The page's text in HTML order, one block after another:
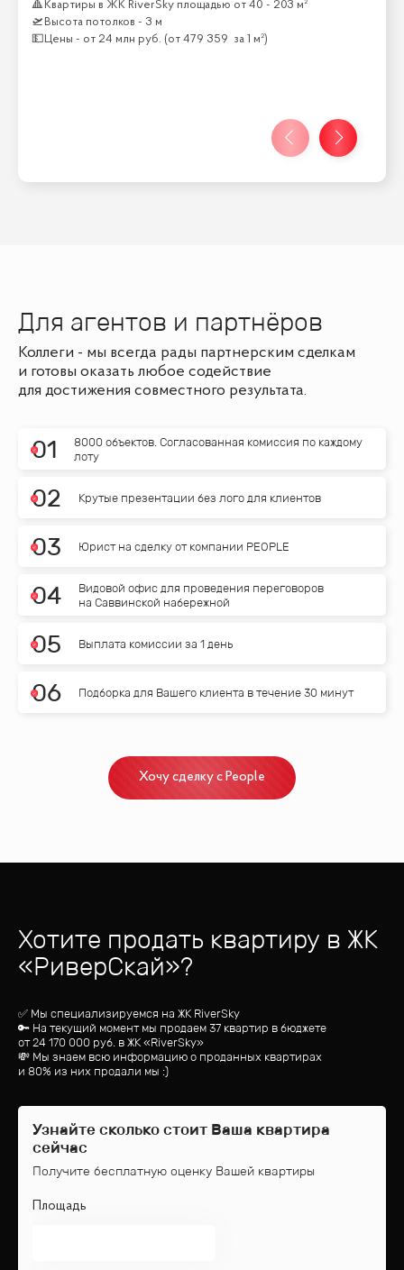
🔺 Квартиры в ЖК RiverSky площадью от 40 - 203 м²
🛫 Высота потолков - 3 м
💵
Цены - от 24 млн руб. (от 479 359 за 1 м²)
Для агентов и партнёров
Коллеги - мы всегда рады партнерским сделкам
и готовы оказать любое содействие
для достижения совместного результата.
01
8000 объектов. Согласованная комиссия по каждому
лоту
02 Крутые презентации без лого для клиентов
03 Юрист на сделку от компании PEOPLE
04
Видовой офис для проведения переговоров
на Саввинской набережной
05 Выплата комиссии за 1 день
06 Подборка для Вашего клиента в течение 30 минут
Хочу сделку с People
Хотите продать квартиру в ЖК
«РиверСкай»?
✅ Мы специализируемся на ЖК RiverSky
🔑 На текущий момент мы продаем 37 квартир в бюджете
от24 170 000 руб. в ЖК «RiverSky»
💸 Мы знаем всю информацию о проданных квартирах
и 80% из них продали мы :)
Узнайте сколько стоит Ваша квартира
сейчас
Получите бесплатную оценку Вашей квартиры
Площадь